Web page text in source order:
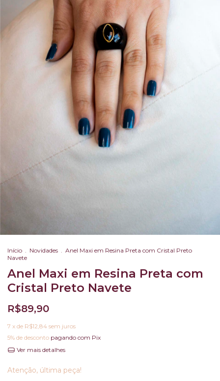
Início . Novidades . Anel Maxi em Resina Preta com Cristal Preto
Navete
Anel Maxi em Resina Preta com
Cristal Preto Navete
R$89,90
7 x de R$12,84 sem juros
5% de desconto pagando com Pix
Ver mais detalhes
Atenção, última peça!